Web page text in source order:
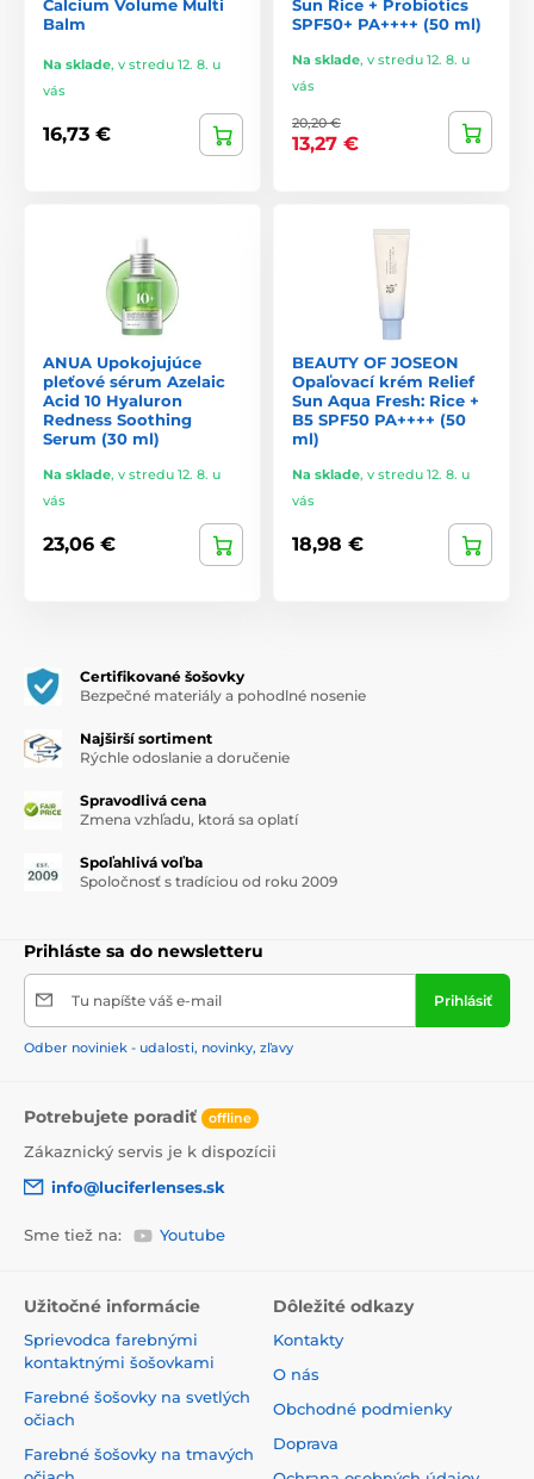
Calcium Volume Multi
Balm
Na sklade, v stredu 12. 8. u
vás
16,73 €
Sun Rice + Probiotics
SPF50+ PA++++ (50 ml)
Na sklade, v stredu 12. 8. u
vás
20,20 €
13,27 €
ANUA Upokojujúce
pleťové sérum Azelaic
Acid 10 Hyaluron
Redness Soothing
Serum (30 ml)
Na sklade, v stredu 12. 8. u
vás
23,06 €
BEAUTY OF JOSEON
Opaľovací krém Relief
Sun Aqua Fresh: Rice +
B5 SPF50 PA++++ (50
ml)
Na sklade, v stredu 12. 8. u
vás
18,98 €
Certifikované šošovky
Bezpečné materiály a pohodlné nosenie
Najširší sortiment
Rýchle odoslanie a doručenie
Spravodlivá cena
Zmena vzhľadu, ktorá sa oplatí
Spoľahlivá voľba
Spoločnosť s tradíciou od roku 2009
Prihláste sa do newsletteru
Tu napíšte váš e-mail Prihlásiť
Odber noviniek - udalosti, novinky, zľavy
Potrebujete poradiť offline
Zákaznický servis je k dispozícii
info@luciferlenses.sk
Sme tiež na: Youtube
Užitočné informácie
Sprievodca farebnými
kontaktnými šošovkami
Farebné šošovky na svetlých
očiach
Farebné šošovky na tmavých
Dôležité odkazy
Kontakty
O nás
Obchodné podmienky
Doprava